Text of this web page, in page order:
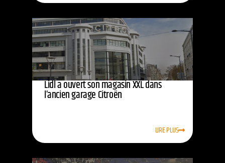
Lidl a ouvert son magasin XXL dans
l’ancien garage Citroën
LIRE PLUS